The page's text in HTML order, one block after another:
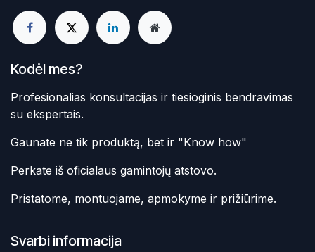
Kodėl mes?
Profesionalias konsultacijas ir tiesioginis bendravimas
su ekspertais.
Gaunate ne tik produktą, bet ir "Know how"
Perkate iš oficialaus gamintojų atstovo.
Pristatome, montuojame, apmokyme ir prižiūrime.
Svarbi informacija